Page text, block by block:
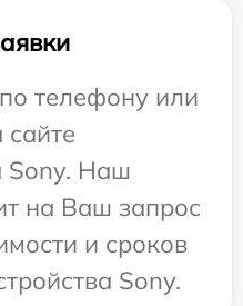
телефону или
сайте
Sony. Наш
на Ваш запрос
и сроков
Sony.